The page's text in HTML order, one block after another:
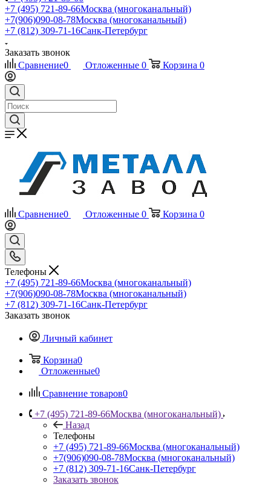
+7 (495) 721-89-66Москва (многоканальный)
+7(906)090-08-78Москва (многоканальный)
+7 (812) 309-71-16Санк-Петербург
Заказать звонок
Сравнение0 Отложенные 0 Корзина 0
Сравнение0 Отложенные 0 Корзина 0
Телефоны
+7 (495) 721-89-66Москва (многоканальный)
+7(906)090-08-78Москва (многоканальный)
+7 (812) 309-71-16Санк-Петербург
Заказать звонок
Личный кабинет
Корзина0
Отложенные0
Сравнение товаров0
+7 (495) 721-89-66Москва (многоканальный)
Назад
Телефоны
+7 (495) 721-89-66Москва (многоканальный)
+7(906)090-08-78Москва (многоканальный)
+7 (812) 309-71-16Санк-Петербург
Заказать звонок